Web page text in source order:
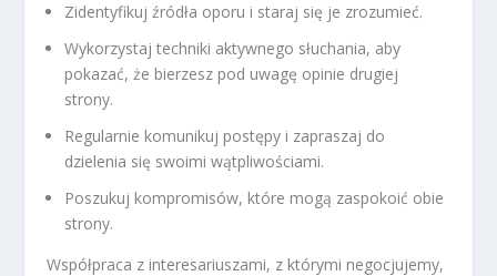
Zidentyfikuj źródła oporu i staraj się je zrozumieć.
Wykorzystaj techniki aktywnego słuchania, aby
pokazać, że bierzesz pod uwagę opinie drugiej
strony.
Regularnie komunikuj postępy i zapraszaj do
dzielenia się swoimi wątpliwościami.
Poszukuj kompromisów, które mogą zaspokoić obie
strony.
Współpraca z interesariuszami, z którymi negocjujemy,